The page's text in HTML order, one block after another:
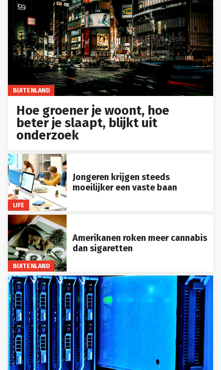
BUITENLAND
Hoe groener je woont, hoe
beter je slaapt, blijkt uit
onderzoek
LIFE
Jongeren krijgen steeds
moeilijker een vaste baan
BUITENLAND
Amerikanen roken meer cannabis
dan sigaretten